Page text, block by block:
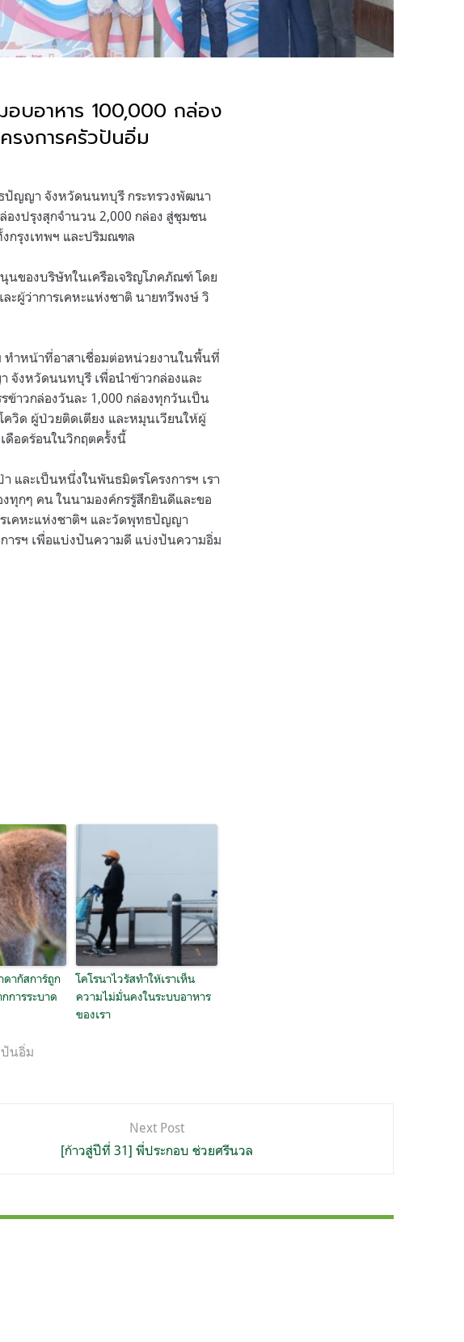
บอาหาร 100,000 กล่อง
งการครัวปันอิ่ม
ปัญญา จังหวัดนนทบุรี กระทรวงพัฒนา
องปรุงสุกจำนวน 2,000 กล่อง สู่ชุมชน
กรุงเทพฯ และปริมณฑล
นของบริษัทในเครือเจริญโภคภัณฑ์ โดย
ะผู้ว่าการเคหะแห่งชาติ นายทวีพงษ์ วิ
ทำหน้าที่อาสาเชื่อมต่อหน่วยงานในพื้นที่
งหวัดนนทบุรี เพื่อนำข้าวกล่องและ
าวกล่องวันละ 1,000 กล่องทุกวันเป็น
วิด ผู้ป่วยติดเตียง และหมุนเวียนให้ผู้
ดือดร้อนในวิกฤตครั้งนี้
และเป็นหนึ่งในพันธมิตรโครงการฯ เรา
ทุกๆ คน ในนามองค์กรรู้สึกยินดีและขอ
เคหะแห่งชาติฯ และวัดพุทธปัญญา
ารฯ เพื่อแบ่งปันความดี แบ่งปันความอิ่ม
ดากัสการ์ถูก
การระบาด
โคโรนาไวรัสทำให้เราเห็น
ความไม่มั่นคงในระบบอาหาร
ของเรา
นอิ่ม
Next Post
[ก้าวสู่ปีที่ 31] พี่ประกอบ ช่วยศรีนวล